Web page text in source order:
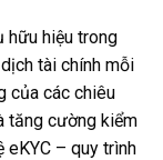
hữu hiệu trong
tài chính mỗi
của các chiêu
tăng cường kiểm
eKYC – quy trình